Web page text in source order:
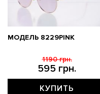
МОДЕЛЬ 8229PINK
595 грн.
1190 грн.
КУПИТЬ